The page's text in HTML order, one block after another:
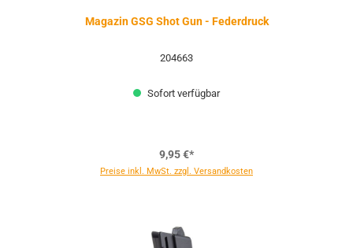
Magazin GSG Shot Gun - Federdruck
204663
Sofort verfügbar
9,95 €*
Preise inkl. MwSt. zzgl. Versandkosten